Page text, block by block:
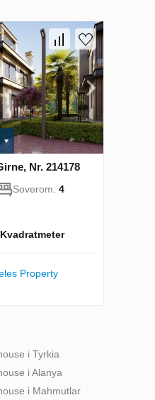
Nr. 214178
Soverom: 4
Property
i Tyrkia
i Alanya
i Mahmutlar